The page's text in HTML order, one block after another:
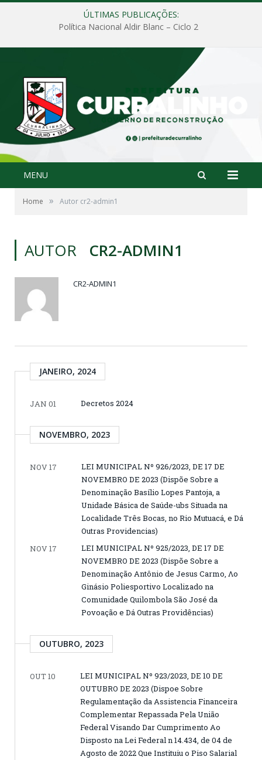
ÚLTIMAS PUBLICAÇÕES:
Política Nacional Aldir Blanc – Ciclo 2
MENU
Home » Autor cr2-admin1
AUTOR CR2-ADMIN1
CR2-ADMIN1
JANEIRO, 2024
JAN 01 Decretos 2024
NOVEMBRO, 2023
NOV 17
LEI MUNICIPAL Nº 926/2023, DE 17 DE
NOVEMBRO DE 2023 (Dispõe Sobre a
Denominação Basílio Lopes Pantoja, a
Unidade Básica de Saúde-ubs Situada na
Localidade Três Bocas, no Rio Mutuacá, e Dá
Outras Providencias)
NOV 17
LEI MUNICIPAL Nº 925/2023, DE 17 DE
NOVEMBRO DE 2023 (Dispõe Sobre a
Denominação Antônio de Jesus Carmo, Λο
Ginásio Poliesportivo Localizado na
Comunidade Quilombola São José da
Povoação e Dá Outras Providências)
OUTUBRO, 2023
OUT 10
LEI MUNICIPAL Nº 923/2023, DE 10 DE
OUTUBRO DE 2023 (Dispoe Sobre
Regulamentação da Assistencia Financeira
Complementar Repassada Pela União
Federal Visando Dar Cumprimento Ao
Disposto na Lei Federal n 14.434, de 04 de
Agosto de 2022 Que Instituiu o Piso Salarial